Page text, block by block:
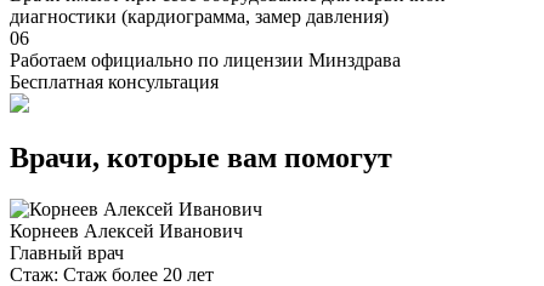
диагностики (кардиограмма, замер давления)
06
Работаем официально по лицензии Минздрава
Бесплатная консультация
Врачи, которые вам помогут
Корнеев Алексей Иванович
Главный врач
Стаж: Стаж более 20 лет